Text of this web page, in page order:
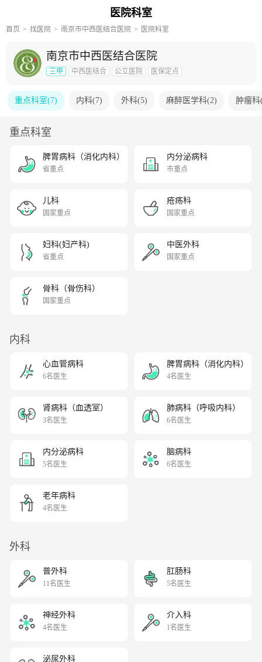
医院科室
首页 找医院 南京市中西医结合医院 医院科室
南京市中西医结合医院
三甲 中西医结合 公立医院 医保定点
重点科室(7) 内科(7) 外科(5) 麻醉医学科(2) 肿瘤科
重点科室
脾胃病科（消化内科）
省重点
内分泌病科
市重点
儿科
国家重点
疮疡科
国家重点
妇科(妇产科)
省重点
中医外科
国家重点
骨科（骨伤科）
国家重点
内科
心血管病科
6名医生
脾胃病科（消化内科）
4名医生
肾病科（血透室）
3名医生
肺病科（呼吸内科）
6名医生
内分泌病科
5名医生
脑病科
6名医生
老年病科
4名医生
外科
普外科
11名医生
肛肠科
5名医生
神经外科
4名医生
介入科
1名医生
泌尿外科